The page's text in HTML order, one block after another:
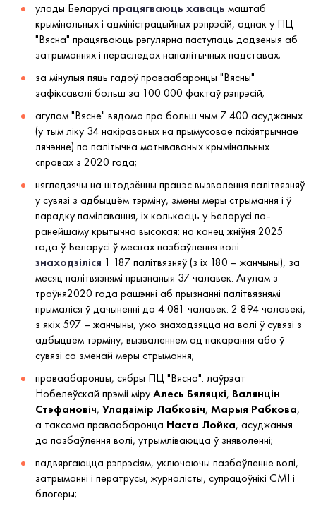
улады Беларусі працягваюць хаваць маштаб
крымінальных і адміністрацыйных рэпрэсій, аднак у ПЦ
"Вясна" працягваюць рэгулярна паступаць дадзеныя аб
затрыманнях і пераследах напалітычных падставах;
за мінулыя пяць гадоў праваабаронцы "Вясны"
зафіксавалі больш за 100 000 фактаў рэпрэсій;
агулам "Вясне" вядома пра больш чым 7 400 асуджаных
(у тым ліку 34 накіраваных на прымусовае псіхіятрычнае
лячэнне) па палітычна матываваных крымінальных
справах з 2020 года;
нягледзячы на штодзённы працэс вызвалення палітвязняў
у сувязі з адбыццём тэрміну, змены меры стрымання і ў
парадку памілавання, іх колькасць у Беларусі па-
ранейшаму крытычна высокая: на канец жніўня 2025
года ў Беларусі ў месцах пазбаўлення волі
знаходзіліся 1 187 палітвязняў (з іх 180 – жанчыны), за
месяц палітвязнямі прызнаныя 37 чалавек. Агулам з
траўня2020 года рашэнні аб прызнанні палітвязнямі
прымаліся ў дачыненні да 4 081 чалавек. 2 894 чалавекі,
з якіх 597 – жанчыны, ужо знаходзяцца на волі ў сувязі з
адбыццём тэрміну, вызваленнем ад пакарання або ў
сувязі са зменай меры стрымання;
праваабаронцы, сябры ПЦ "Вясна": лаўрэат
Нобелеўскай прэміі міруАлесь Бяляцкі, Валянцін
Стэфановіч, Уладзімір Лабковіч, Марыя Рабкова,
а таксама праваабаронца Наста Лойка, асуджаныя
да пазбаўлення волі, утрымліваюцца ў зняволенні;
падвяргаюцца рэпрэсіям, уключаючы пазбаўленне волі,
затрыманні і ператрусы, журналісты, супрацоўнікі СМІ і
блогеры;